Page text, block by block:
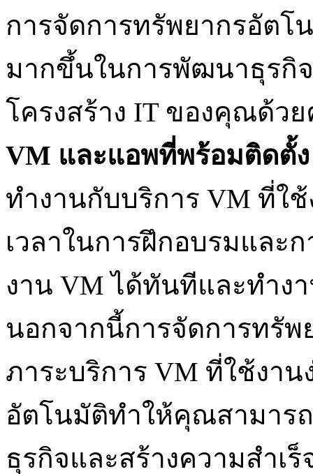
การจัดการทรัพยากรอัต
มากขึ้นในการพัฒนาธุรกิ
โครงสร้าง IT ของคุณด้ว
VM และแอพที่พร้อมติดตั้ง
ทำงานกับบริการ VM ที่ใ
เวลาในการฝึกอบรมและ
งาน VM ได้ทันทีและทำง
นอกจากนี้การจัดการทรั
ภาระบริการ VM ที่ใช้งา
อัตโนมัติทำให้คุณสามาร
ธุรกิจและสร้างความสำเร็